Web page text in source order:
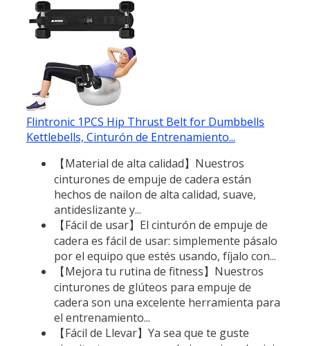
Flintronic 1PCS Hip Thrust Belt for Dumbbells
Kettlebells, Cinturón de Entrenamiento...
【Material de alta calidad】Nuestros
cinturones de empuje de cadera están
hechos de nailon de alta calidad, suave,
antideslizante y...
【Fácil de usar】El cinturón de empuje de
cadera es fácil de usar: simplemente pásalo
por el equipo que estés usando, fíjalo con...
【Mejora tu rutina de fitness】Nuestros
cinturones de glúteos para empuje de
cadera son una excelente herramienta para
el entrenamiento...
【Fácil de Llevar】Ya sea que te guste